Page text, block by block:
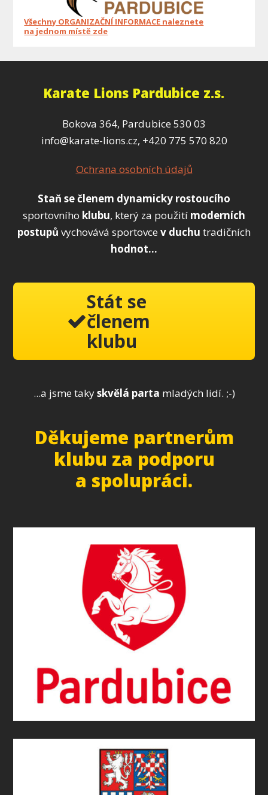
Všechny ORGANIZAČNÍ INFORMACE naleznete
na jednom místě zde
Karate Lions Pardubice z.s.
Bokova 364, Pardubice 530 03
info@karate-lions.cz, +420 775 570 820
Ochrana osobních údajů
Staň se členem dynamicky rostoucího
sportovního klubu, který za použití moderních
postupů vychovává sportovce v duchu tradičních
hodnot...
Stát se
členem
klubu
...a jsme takyskvělá parta mladých lidí. ;-)
Děkujeme partnerům
klubu za podporu
a spolupráci.